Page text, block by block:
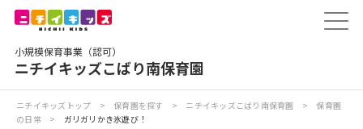
小規模保育事業（認可）
ニチイキッズこばり南保育園
保育園トップ
保育園の日常
保育園紹介
ニチイキッズトップ > 保育園を探す > ニチイキッズこばり南保育園 >
保育園
の日常
> ガリガリかき氷遊び！